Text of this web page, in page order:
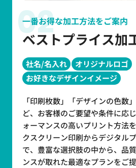
02
一番お得な加工方法をご案内
ベストプライス加
社名/名入れ
オリジナルロゴ
お好きなデザインイメージ
「印刷枚数」「デザインの色数
ど、お客様のご要望や条件に応
ォーマンスの高いプリント方法
クスクリーン印刷からデジタル
で、豊富な選択肢の中から、品
ンスが取れた最適なプランをご提